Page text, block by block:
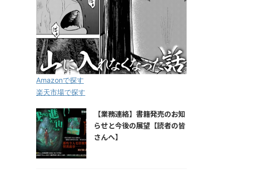
Amazonで探す
楽天市場で探す
【業務連絡】書籍発売のお知
らせと今後の展望【読者の皆
さんへ】